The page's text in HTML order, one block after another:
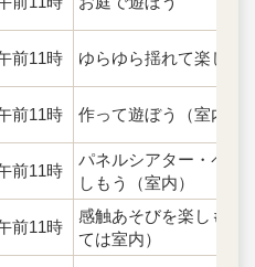
前11時 ゆらゆら揺れて楽しも
前11時 作って遊ぼう（室内）
前11時
パネルシアター・ペー
しもう（室内）
前11時
感触あそびを楽しもう
ては室内）